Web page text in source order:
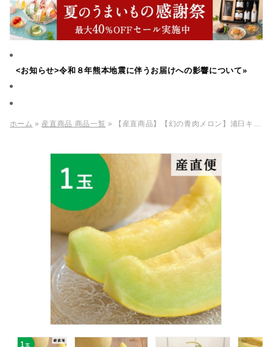
<お知らせ>令和８年熊本地震に伴うお届けへの影響について»
ホーム » 産直商品 商品一覧 » 【産直商品】【幻の青肉メロン】浦臼キングメルティー 1玉【送料込】【オンライン限定】